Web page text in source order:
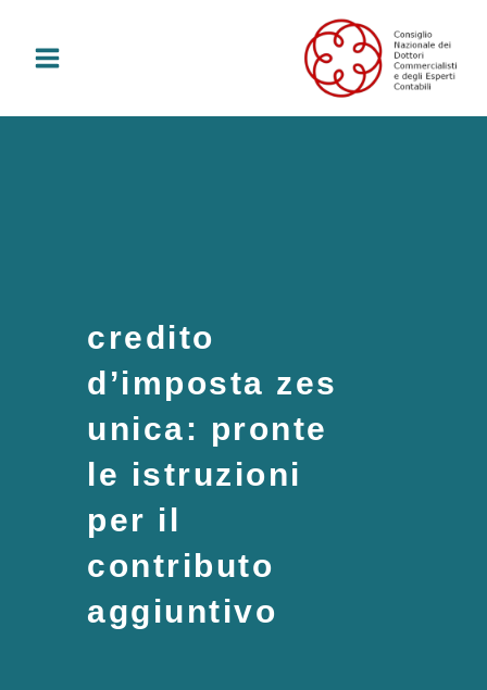
contenuto
credito
d’imposta zes
unica: pronte
le istruzioni
per il
contributo
aggiuntivo